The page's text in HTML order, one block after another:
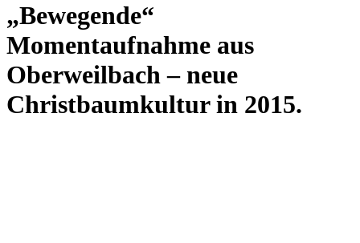
„Bewegende“
Momentaufnahme aus
Oberweilbach – neue
Christbaumkultur in 2015.